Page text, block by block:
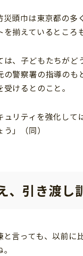
頭巾は東京都の
揃えているところ
は、子どもたちが
警察署の指導の
けるとのこと。
ュリティを強化し
」（同）
、引き渡し
言っても、以前